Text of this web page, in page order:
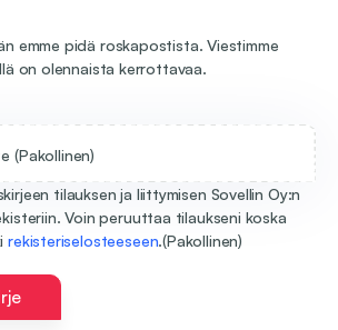
emme pidä roskapostista. Viestimme
on olennaista kerrottavaa.
(Pakollinen)
tilauksen ja liittymisen Sovellin Oy:n
Voin peruuttaa tilaukseni koska
rekisteriselosteeseen.(Pakollinen)